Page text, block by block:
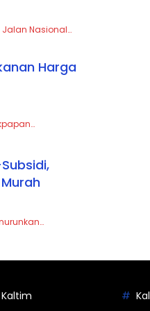
Jalan Nasional…
Harga
Kaltim